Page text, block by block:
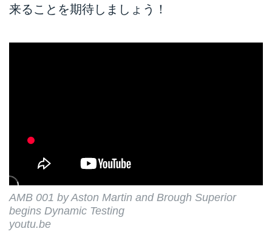
来ることを期待しましょう！
AMB 001 by Aston Martin and Brough Superior
begins Dynamic Testing
youtu.be